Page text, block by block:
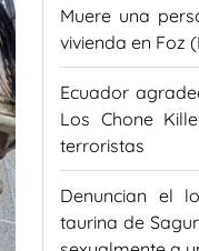
Muere una
vivienda en Foz
Ecuador
Los Chone
terroristas
Denuncian el
taurina de